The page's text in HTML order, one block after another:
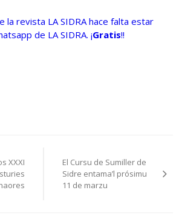
la revista LA SIDRA hace falta estar
de LA SIDRA. ¡Gratis!!
XXXI
El Cursu de Sumiller de
Sidre entama’l prósimu
11 de marzu